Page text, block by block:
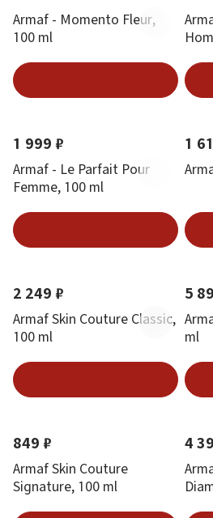
Armaf - Momento Fleur,
100 ml
1 999 ₽
Armaf - Le Parfait Pour
Femme, 100 ml
1
2 249 ₽
Armaf Skin Couture Classic,
100 ml
5
ml
849 ₽
Armaf Skin Couture
Signature, 100 ml
4